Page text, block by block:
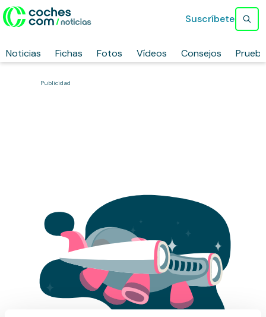
Noticias Fichas Fotos Vídeos Consejos
Suscríbete
Publicidad